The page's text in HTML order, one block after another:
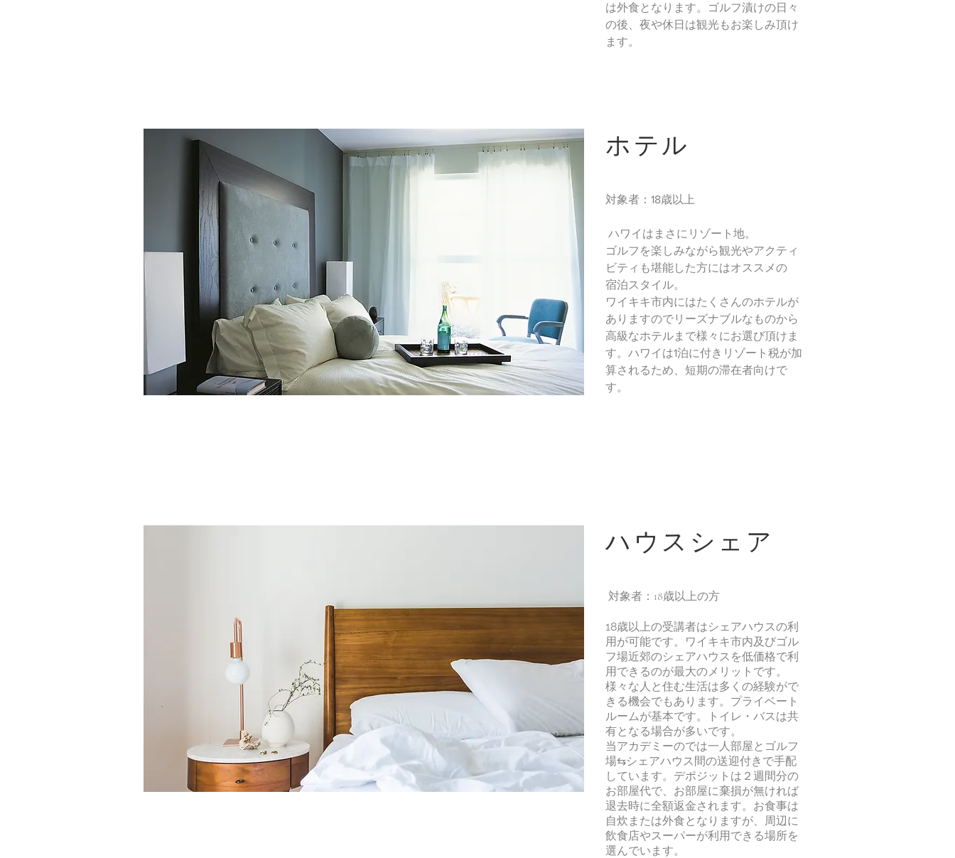
は外食となります。ゴルフ漬けの日々
の後、夜や休日は観光もお楽しみ頂け
ます。
​ホテル
対象者：18歳以上
ハワイはまさにリゾート地。
ゴルフを楽しみながら観光やアクティ
ビティも堪能した方にはオススメの
宿泊スタイル。
​ワイキキ市内にはたくさんのホテルが
ありますのでリーズナブルなものから
高級なホテルまで様々にお選び頂けま
す。ハワイは1泊に付きリゾート税が加
算されるため、短期の滞在者向けで
す。
​ハウスシェア
対象者：18歳以上の方
18歳以上の受講者はシェアハウスの利
用が可能です。ワイキキ市内及びゴル
フ場近郊のシェアハウスを低価格で利
用できるのが最大のメリットです。
様々な人と住む生活は多くの経験がで
きる機会でもあります。プライベート
ルームが基本です。トイレ・バスは共
有となる場合が多いです。
当アカデミーのでは一人部屋とゴルフ
場⇆シェアハウス間の送迎付きで手配
しています。デポジットは２週間分の
お部屋代で、お部屋に棄損が無ければ
退去時に全額返金されます。お食事は
自炊または外食となりますが、周辺に
飲食店やスーパーが利用できる場所を
選んでいます。